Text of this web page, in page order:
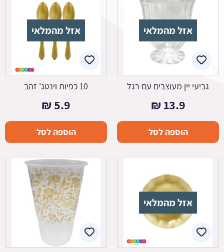
אזל מהמלאי
גביעי יין מעוצבים עם רגל
13.9
₪
הוספה לסל
אזל מהמלאי
10 כפיות וינטג' זהב
5.9
₪
הוספה לסל
אזל מהמלאי